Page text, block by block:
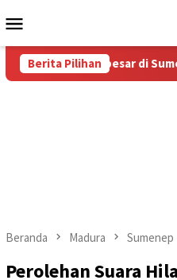
ke
Mobile
Berita Pilihan
Budhi Terbesar di Sumenep
Beranda Madura Sumenep
Perolehan Suara